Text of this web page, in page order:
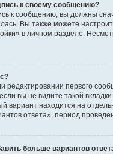
к своему сообщению?
к сообщению, вы должны
Вы также можете
в личном разделе.
редактировании первого
вы не видите такой
вариант находится на
ответа», период
больше вариантов